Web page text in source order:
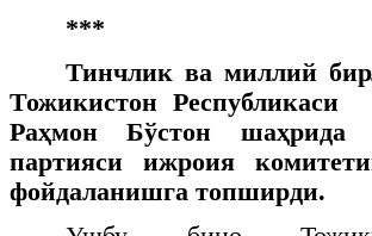
***
Тинчлик ва миллий
Тожикистон
Раҳмон Бўстон шаҳрида
партияси ижроия
фойдаланишга топширди.